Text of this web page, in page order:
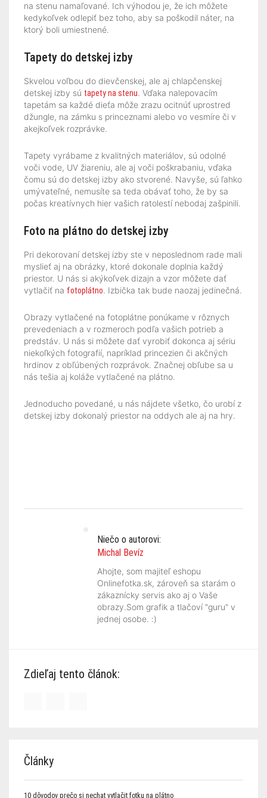
na stenu namaľované. Ich výhodou je, že ich môžete
kedykoľvek odlepiť bez toho, aby sa poškodil náter, na
ktorý boli umiestnené.
Tapety do detskej izby
Skvelou voľbou do dievčenskej, ale aj chlapčenskej
detskej izby sú tapety na stenu. Vďaka nalepovacím
tapetám sa každé dieťa môže zrazu ocitnúť uprostred
džungle, na zámku s princeznami alebo vo vesmíre či v
akejkoľvek rozprávke.
Tapety vyrábame z kvalitných materiálov, sú odolné
voči vode, UV žiareniu, ale aj voči poškrabaniu, vďaka
čomu sú do detskej izby ako stvorené. Navyše, sú ľahko
umývateľné, nemusíte sa teda obávať toho, že by sa
počas kreatívnych hier vašich ratolestí nebodaj zašpinili.
Foto na plátno do detskej izby
Pri dekorovaní detskej izby ste v neposlednom rade mali
myslieť aj na obrázky, ktoré dokonale doplnia každý
priestor. U nás si akýkoľvek dizajn a vzor môžete dať
vytlačiť na fotoplátno. Izbička tak bude naozaj jedinečná.
Obrazy vytlačené na fotoplátne ponúkame v rôznych
prevedeniach a v rozmeroch podľa vašich potrieb a
predstáv. U nás si môžete dať vyrobiť dokonca aj sériu
niekoľkých fotografií, napríklad princezien či akčných
hrdinov z obľúbených rozprávok. Značnej obľube sa u
nás tešia aj koláže vytlačené na plátno.
Jednoducho povedané, u nás nájdete všetko, čo urobí z
detskej izby dokonalý priestor na oddych ale aj na hry.
Niečo o autorovi:
Michal Bevíz
Ahojte, som majiteľ eshopu
Onlinefotka.sk, zároveň sa starám o
zákaznícky servis ako aj o Vaše
obrazy.Som grafik a tlačoví "guru" v
jednej osobe. :)
Zdieľaj tento článok:
Články
10 dôvodov prečo si nechat vytlačit fotku na plátno